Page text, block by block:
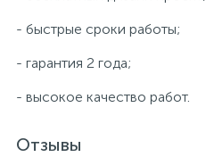
- быстрые сроки работы;
- гарантия 2 года;
- высокое качество работ.
Отзывы